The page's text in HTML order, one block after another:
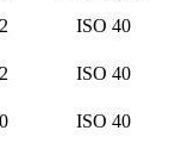
ISO 40
ISO 40
ISO 40